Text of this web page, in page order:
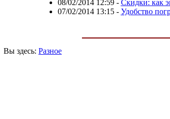
08/02/2014 12:59- Скидки: как
07/02/2014 13:15- Удобство
Вы здесь: Разное